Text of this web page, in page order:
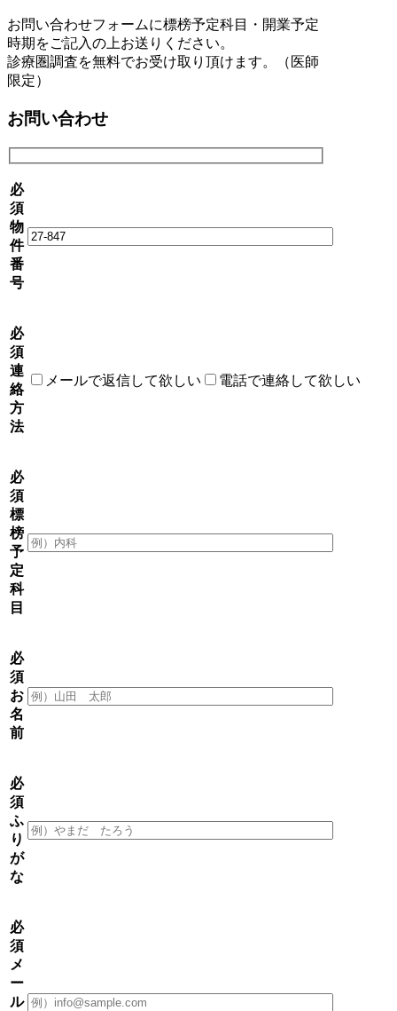
お問い合わせフォームに標榜予定科目・開業予定
時期をご記入の上お送りください。
診療圏調査を無料でお受け取り頂けます。（医師
限定）
お問い合わせ
必
須
物
件
番
号
必
須
連
絡
方
法
メールで返信して欲しい 電話で連絡して欲しい
必
須
標
榜
予
定
科
目
必
須
お
名
前
必
須
ふ
り
が
な
必
須
メ
ー
ル